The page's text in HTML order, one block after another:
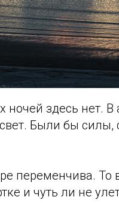
здесь нет. В
Были бы
переменчива.
и чуть ли не